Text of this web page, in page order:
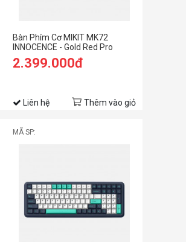
Bàn Phím Cơ MIKIT MK72
INNOCENCE - Gold Red Pro
2.399.000đ
Liên hệ Thêm vào giỏ
MÃ SP: